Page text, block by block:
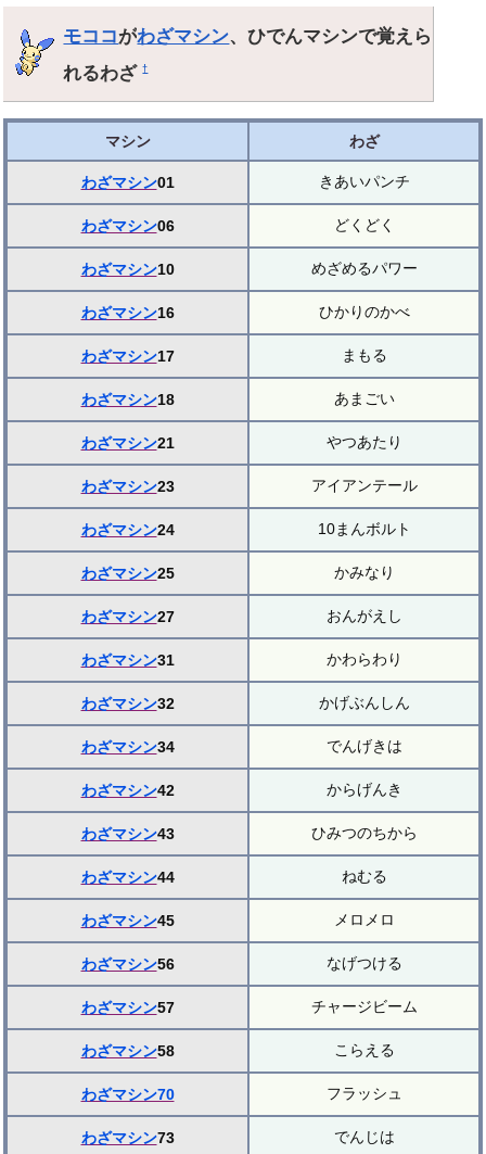
モココがわざマシン、ひでんマシンで覚えら
れるわざ†
マシン わざ
わざマシン01 きあいパンチ
わざマシン06 どくどく
わざマシン10 めざめるパワー
わざマシン16 ひかりのかべ
わざマシン17 まもる
わざマシン18 あまごい
わざマシン21 やつあたり
わざマシン23 アイアンテール
わざマシン24 10まんボルト
わざマシン25 かみなり
わざマシン27 おんがえし
わざマシン31 かわらわり
わざマシン32 かげぶんしん
わざマシン34 でんげきは
わざマシン42 からげんき
わざマシン43 ひみつのちから
わざマシン44 ねむる
わざマシン45 メロメロ
わざマシン56 なげつける
わざマシン57 チャージビーム
わざマシン58 こらえる
わざマシン70 フラッシュ
わざマシン73 でんじは